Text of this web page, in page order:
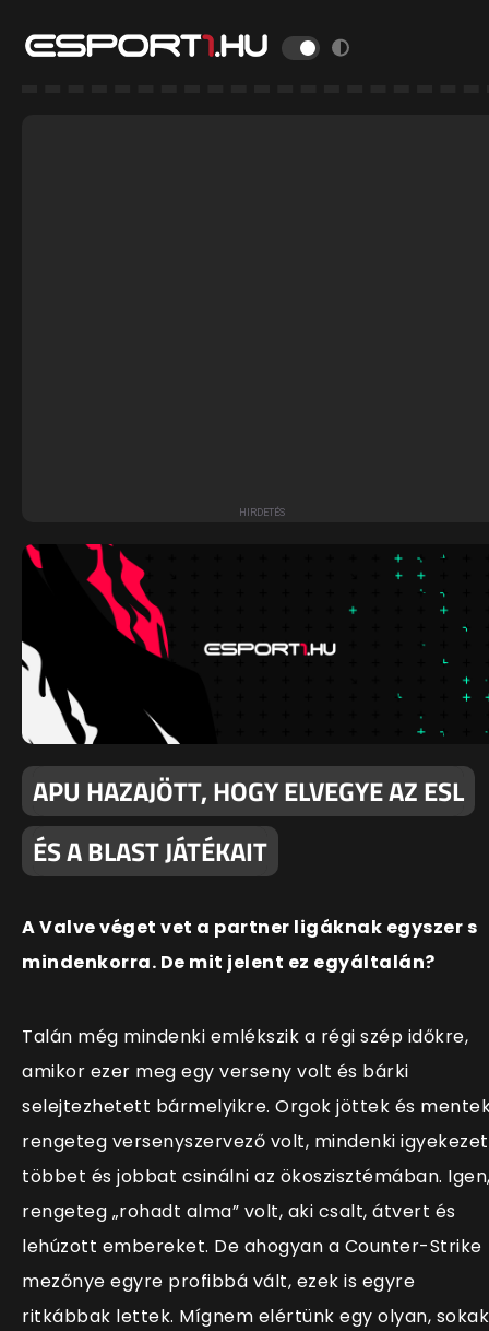
APU HAZAJÖTT, HOGY ELVEGYE AZ ESL
ÉS A BLAST JÁTÉKAIT
A Valve véget vet a partner ligáknak egyszer s
mindenkorra. De mit jelent ez egyáltalán?
Talán még mindenki emlékszik a régi szép időkre,
amikor ezer meg egy verseny volt és bárki
selejtezhetett bármelyikre. Orgok jöttek és
rengeteg versenyszervező volt, mindenki
többet és jobbat csinálni az ökoszisztémában.
rengeteg „rohadt alma” volt, aki csalt, átvert és
lehúzott embereket. De ahogyan a Counter-Strike
mezőnye egyre profibbá vált, ezek is egyre
ritkábbak lettek. Mígnem elértünk egy olyan, sokak